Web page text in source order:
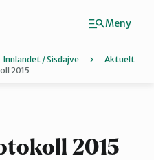
Innlandet / Sisdajve
Aktuelt
2015
2015